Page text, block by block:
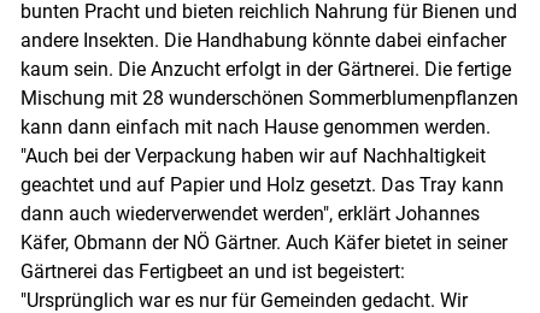
bunten Pracht und bieten reichlich Nahrung für Bienen und
andere Insekten. Die Handhabung könnte dabei einfacher
kaum sein. Die Anzucht erfolgt in der Gärtnerei. Die fertige
Mischung mit 28 wunderschönen Sommerblumenpflanzen
kann dann einfach mit nach Hause genommen werden.
"Auch bei der Verpackung haben wir auf Nachhaltigkeit
geachtet und auf Papier und Holz gesetzt. Das Tray kann
dann auch wiederverwendet werden", erklärt Johannes
Käfer, Obmann der NÖ Gärtner. Auch Käfer bietet in seiner
Gärtnerei das Fertigbeet an und ist begeistert:
"Ursprünglich war es nur für Gemeinden gedacht. Wir